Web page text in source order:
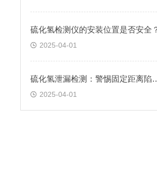
硫化氢检测仪的安装位置是否安全
2025-04-01
硫化氢泄漏检测
2025-04-01